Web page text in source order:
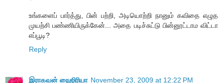
உங்களைப் பார்த்து, பின் பற்றி, அடியொற்றி நானும் கவிதை எழுத
முயற்சி பண்ணியிருக்கேன்... அதை படிச்சுட்டு பின்னூட்டாம விட்டா
எப்பூடி?
Reply
இராகவன் நைஜிரியா November 23, 2009 at 12:22 PM